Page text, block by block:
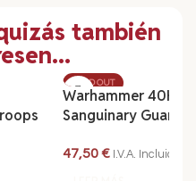
también
SOLD OUT
Warhammer 40K
Sanguinary Guard
47,50€ I.V.A. Incluido